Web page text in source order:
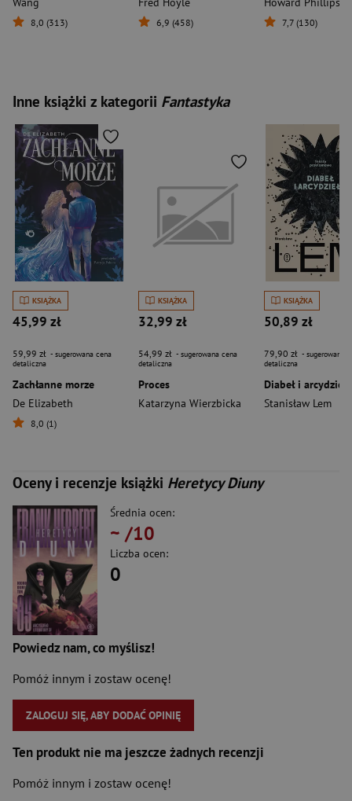
8,0 (313) 6,9 (458) 7,7 (130)
Inne książki z kategorii Fantastyka
KSIĄŻKA
45,99 zł
59,99 zł - sugerowana cena
detaliczna
Zachłanne morze
De Elizabeth
8,0 (1)
KSIĄŻKA
32,99 zł
54,99 zł - sugerowana cena
detaliczna
Proces
Katarzyna Wierzbicka
KSIĄŻKA
50,89 zł
79,90 zł - sugerowana
detaliczna
Stanisław Lem
Oceny i recenzje książki Heretycy Diuny
Średnia ocen:
~ /10
Liczba ocen:
0
Powiedz nam, co myślisz!
Pomóż innym i zostaw ocenę!
ZALOGUJ SIĘ, ABY DODAĆ OPINIĘ
Ten produkt nie ma jeszcze żadnych recenzji
Pomóż innym i zostaw ocenę!